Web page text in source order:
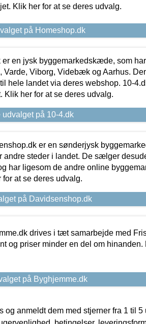
Klik her for at se deres udvalg.
på Homeshop.dk
er en jysk byggemarkedskæde, som
Varde, Viborg, Videbæk og Aarhus.
hele landet via deres webshop. 10-
Klik her for at se deres udvalg.
udvalget på 10-4.dk
er en sønderjysk
andre steder i landet. De sælger
har ligesom de andre online
for at se deres udvalg.
på Davidsenshop.dk
drives i tæt samarbejde med
og priser minder en del om hinanden.
på Byghjemme.dk
anmeldt dem med stjerner fra 1 til 5